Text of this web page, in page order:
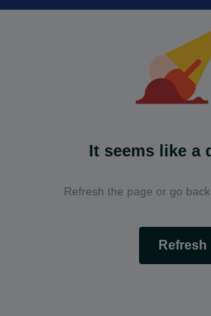
It seems like a
Refresh the page or go
Refresh